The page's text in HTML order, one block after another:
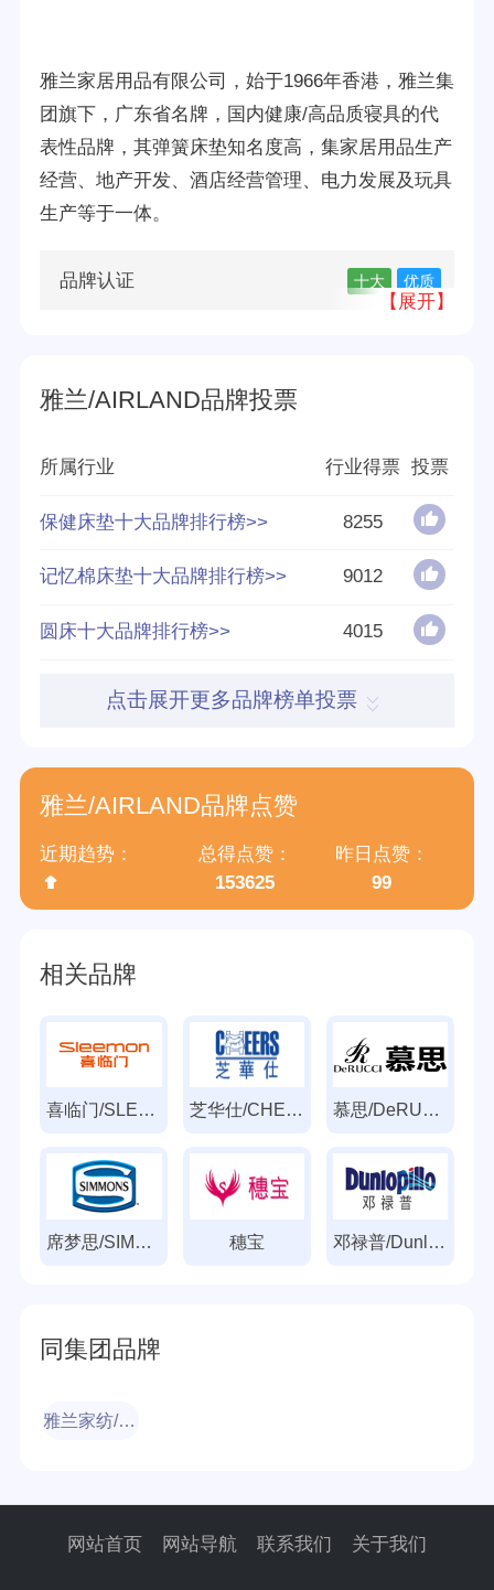
雅兰家居用品有限公司，始于1966年香港，雅兰集
团旗下，广东省名牌，国内健康/高品质寝具的代
表性品牌，其弹簧床垫知名度高，集家居用品生产
经营、地产开发、酒店经营管理、电力发展及玩具
生产等于一体。
品牌认证 十大 优质
品牌源地
创立时间 1966
分享量 433
好评率 95%
参与榜单数 70个
得票数
归属集团 深圳雅兰家居用品有限公司
【展开】
雅兰/AIRLAND品牌投票
所属行业 行业得票 投票
保健床垫十大品牌排行榜>> 8255
记忆棉床垫十大品牌排行榜>> 9012
圆床十大品牌排行榜>> 4015
点击展开更多品牌榜单投票
雅兰/AIRLAND品牌点赞
近期趋势：
总得点赞：
153625
昨日点赞：
99
相关品牌
喜临门/SLEEMON 芝华仕/CHEERS 慕思/DeRUCCI
席梦思/SIMMONS 穗宝 邓禄普/Dunlopillo
同集团品牌
雅兰家纺/Airland
网站首页 网站导航 联系我们 关于我们